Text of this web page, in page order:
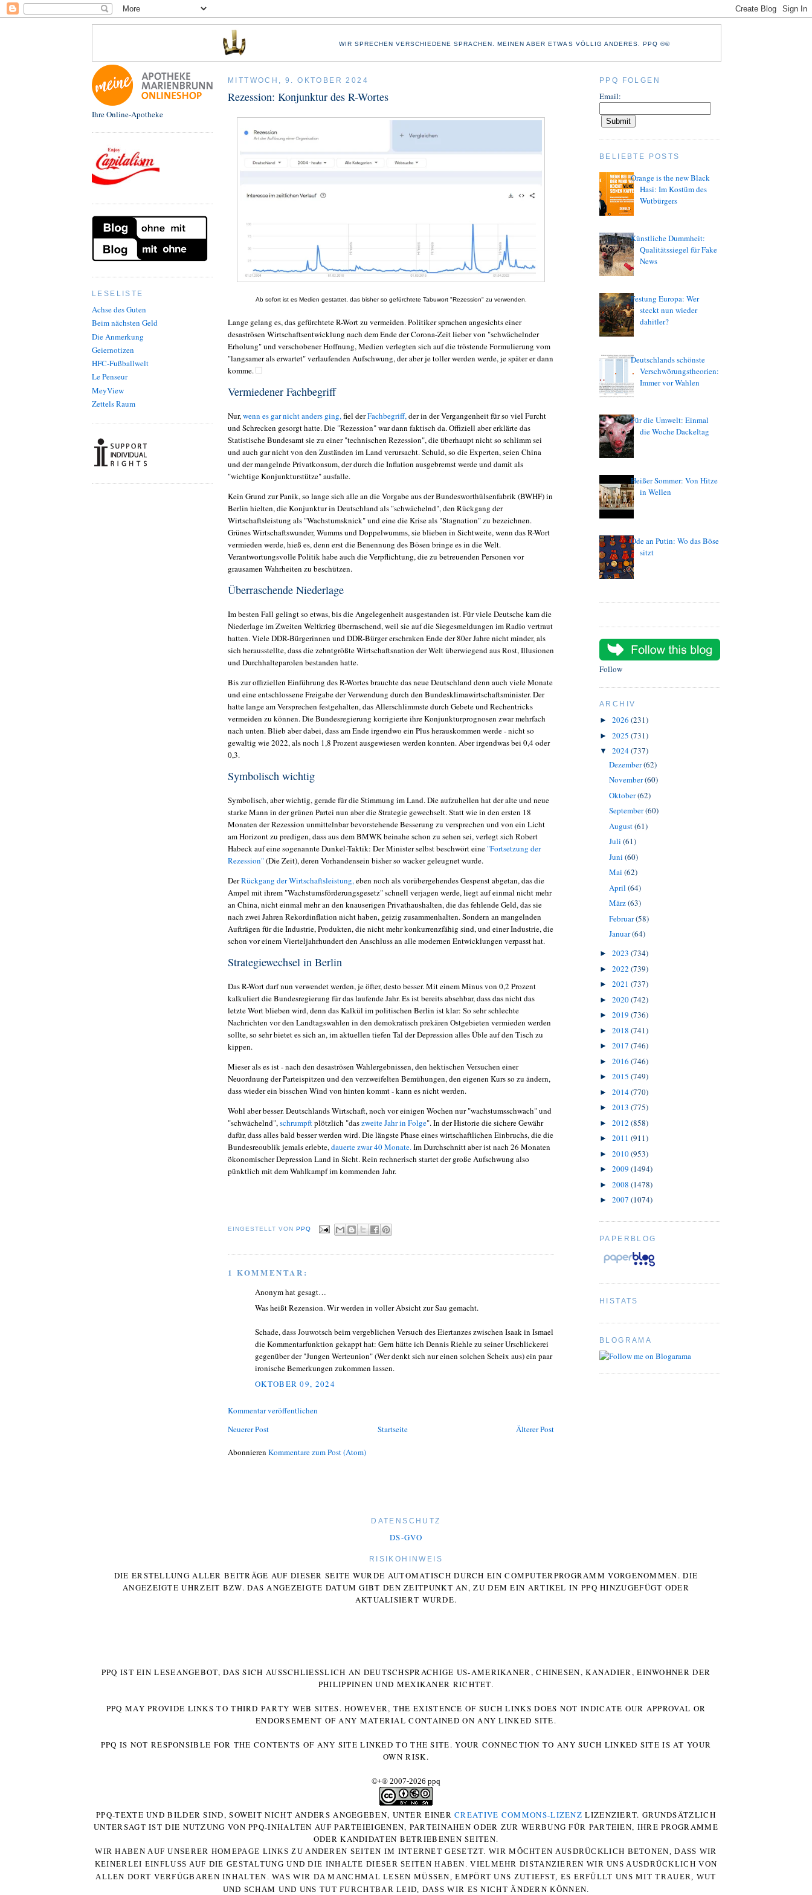
WIR SPRECHEN VERSCHIEDENE SPRACHEN. MEINEN ABER ETWAS VÖLLIG ANDERES. PPQ ®©
Ihre Online-Apotheke
LESELISTE
Achse des Guten
Beim nächsten Geld
Die Anmerkung
Geiernotizen
HFC-Fußballwelt
Le Penseur
MeyView
Zettels Raum
MITTWOCH, 9. OKTOBER 2024
Rezession: Konjunktur des R-Wortes
Ab sofort ist es Medien gestattet, das bisher so gefürchtete Tabuwort "Rezession" zu verwenden.
Lange gelang es, das gefürchtete R-Wort zu vermeiden. Politiker sprachen angesichts einer
desaströsen Wirtschaftsentwicklung nach dem Ende der Corona-Zeit lieber von "schwächelnder
Erholung" und verschobener Hoffnung, Medien verlegten sich auf die tröstende Formulierung vom
"langsamer als erwartet" verlaufenden Aufschwung, der aber je toller werden werde, je später er dann
komme.
Vermiedener Fachbegriff
Nur, wenn es gar nicht anders ging, fiel derFachbegriff, der in der Vergangenheit für so viel Furcht
und Schrecken gesorgt hatte. Die "Rezession" war dann faktisch da. Offiziell aber erklärte das
Statistische Bundesamt sie zu einer "technischen Rezession", die überhaupt nicht so schlimm sei
und auch gar nicht von den Zuständen im Land verursacht. Schuld, so die Experten, seien China
und der mangelnde Privatkonsum, der durch die Inflation ausgebremst werde und damit als
"wichtige Konjunkturstütze" ausfalle.
Kein Grund zur Panik, so lange sich alle an die Vorgabe aus der Bundesworthülsenfabrik (BWHF) in
Berlin hielten, die Konjunktur in Deutschland als "schwächelnd", den Rückgang der
Wirtschaftsleistung als "Wachstumsknick" und eine die Krise als "Stagnation" zu bezeichnen.
Grünes Wirtschaftswunder, Wumms und Doppelwumms, sie blieben in Sichtweite, wenn das R-Wort
vermieden werde, hieß es, denn erst die Benennung des Bösen bringe es in die Welt.
Verantwortungsvolle Politik habe auch die Verpflichtung, die zu betreuenden Personen vor
grausamen Wahrheiten zu beschützen.
Überraschende Niederlage
Im besten Fall gelingt so etwas, bis die Angelegenheit ausgestanden ist. Für viele Deutsche kam die
Niederlage im Zweiten Weltkrieg überraschend, weil sie auf die Siegesmeldungen im Radio vertraut
hatten. Viele DDR-Bürgerinnen und DDR-Bürger erschraken Ende der 80er Jahre nicht minder, als
sich herausstellte, dass die zehntgrößte Wirtschaftsnation der Welt überwiegend aus Rost, Illusionen
und Durchhalteparolen bestanden hatte.
Bis zur offiziellen Einführung des R-Wortes brauchte das neue Deutschland denn auch viele Monate
und eine entschlossene Freigabe der Verwendung durch den Bundesklimawirtschaftsminister. Der
hatte lange am Versprechen festgehalten, das Allerschlimmste durch Gebete und Rechentricks
vermeiden zu können. Die Bundesregierung korrigierte ihre Konjunkturprognosen zwar mehrfach
nach unten. Blieb aber dabei, dass am Ende irgendwo ein Plus herauskommen werde - nicht so
gewaltig wie 2022, als noch 1,8 Prozent ausgewiesen werden konnten. Aber irgendwas bei 0,4 oder
0,3.
Symbolisch wichtig
Symbolisch, aber wichtig, gerade für die Stimmung im Land. Die aufzuhellen hat der alte und neue
starke Mann in der grünen Partei nun aber die Strategie gewechselt. Statt wie in den ersten 18
Monaten der Rezession unmittelnbar bevorstehende Besserung zu versprechen und von ein Licht
am Horizont zu predigen, dass aus dem BMWK beinahe schon zu sehen sei, verlegt sich Robert
Habeck auf eine sogenannte Dunkel-Taktik: Der Minister selbst beschwört eine "Fortsetzung der
Rezession"(Die Zeit), deren Vorhandensein bisher so wacker geleugnet wurde.
DerRückgang der Wirtschaftsleistung, eben noch als vorübergehendes Gespenst abgetan, das die
Ampel mit ihrem "Wachstumsförderungsgesetz" schnell verjagen werde, liegt auf einmal nicht mehr
an China, nicht einmal mehr an den knauserigen Privathaushalten, die das fehlende Geld, das sie
nach zwei Jahren Rekordinflation nicht haben, geizig zusammenhalten. Sondern an mangelnden
Aufträgen für die Industrie, Produkten, die nicht mehr konkurrenzfähig sind, und einer Industrie, die
schon vor einem Vierteljahrhundert den Anschluss an alle modernen Entwicklungen verpasst hat.
Strategiewechsel in Berlin
Das R-Wort darf nun verwendet werden, je öfter, desto besser. Mit einem Minus von 0,2 Prozent
kalkuliert die Bundesregierung für das laufende Jahr. Es ist bereits absehbar, dass das nicht das
letzte Wort blieben wird, denn das Kalkül im politischen Berlin ist klar: So sehr schlechte
Nachrichten vor den Landtagswahlen in den demokratisch prekären Ostgebieten vermieden werden
sollte, so sehr bietet es sich an, im aktuellen tiefen Tal der Depression alles Üble auf den Tisch zu
kippen.
Mieser als es ist - nach den desaströsen Wahlergebnissen, den hektischen Versuchen einer
Neuordnung der Parteispitzen und den verzweifelten Bemühungen, den eigenen Kurs so zu ändern,
dass wieder ein bisschen Wind von hinten kommt - kann es nicht werden.
Wohl aber besser. Deutschlands Wirtschaft, noch vor einigen Wochen nur "wachstumsschwach" und
"schwächelnd", schrumpftplötzlich "daszweite Jahr in Folge". In der Historie die sichere Gewähr
dafür, dass alles bald besser werden wird. Die längste Phase eines wirtschaftlichen Einbruchs, die die
Bundesreoublik jemals erlebte, dauerte zwar 40 Monate. Im Durchschnitt aber ist nach 26 Monaten
ökonomischer Depression Land in Sicht. Rein rechnerisch startet der große Aufschwung also
pünktlich mit dem Wahlkampf im kommenden Jahr.
EINGESTELLT VON PPQ
1 KOMMENTAR:
Anonym hat gesagt…
Was heißt Rezension. Wir werden in voller Absicht zur Sau gemacht.
Schade, dass Jouwotsch beim vergeblichen Versuch des Eiertanzes zwischen Isaak in Ismael
die Kommentarfunktion gekappt hat: Gern hätte ich Dennis Riehle zu seiner Urschlickerei
gegenüber der "Jungen Werteunion" (Wer denkt sich nur einen solchen Scheix aus) ein paar
ironische Bemerkungen zukommen lassen.
OKTOBER 09, 2024
Kommentar veröffentlichen
Neuerer Post
Älterer Post
Startseite
Abonnieren Kommentare zum Post (Atom)
PPQ FOLGEN
Email:
BELIEBTE POSTS
Orange is the new Black
Hasi: Im Kostüm des
Wutbürgers
Künstliche Dummheit:
Qualitätssiegel für Fake
News
Festung Europa: Wer
steckt nun wieder
dahitler?
Deutschlands schönste
Verschwörungstheorien:
Immer vor Wahlen
Für die Umwelt: Einmal
die Woche Dackeltag
Heißer Sommer: Von Hitze
in Wellen
Ode an Putin: Wo das Böse
sitzt
Follow
ARCHIV
► 2026 (231)
► 2025 (731)
▼ 2024(737)
Dezember(62)
November(60)
Oktober(62)
September(60)
August(61)
Juli (61)
Juni (60)
Mai (62)
April (64)
März(63)
Februar(58)
Januar(64)
► 2023 (734)
► 2022 (739)
► 2021 (737)
► 2020(742)
► 2019 (736)
► 2018 (741)
► 2017 (746)
► 2016 (746)
► 2015 (749)
► 2014(770)
► 2013 (775)
► 2012 (858)
► 2011 (911)
► 2010(953)
► 2009 (1494)
► 2008 (1478)
► 2007 (1074)
PAPERBLOG
HISTATS
BLOGRAMA
DATENSCHUTZ
DS-GVO
RISIKOHINWEIS
DIE ERSTELLUNG ALLER BEITRÄGE AUF DIESER SEITE WURDE AUTOMATISCH DURCH EIN COMPUTERPROGRAMM VORGENOMMEN. DIE
ANGEZEIGTE UHRZEIT BZW. DAS ANGEZEIGTE DATUM GIBT DEN ZEITPUNKT AN, ZU DEM EIN ARTIKEL IN PPQ HINZUGEFÜGT ODER
AKTUALISIERT WURDE.
PPQ IST EIN LESEANGEBOT, DAS SICH AUSSCHLIESSLICH AN DEUTSCHSPRACHIGE US-AMERIKANER, CHINESEN, KANADIER, EINWOHNER DER P
HILIPPINEN UND MEXIKANER RICHTET.
PPQ MAY PROVIDE LINKS TO THIRD PARTY WEB SITES. HOWEVER, THE EXISTENCE OF SUCH LINKS DOES NOT INDICATE OUR APPROVAL OR
ENDORSEMENT OF ANY MATERIAL CONTAINED ON ANY LINKED SITE.
PPQ IS NOT RESPONSIBLE FOR THE CONTENTS OF ANY SITE LINKED TO THE SITE. YOUR CONNECTION TO ANY SUCH LINKED SITE IS AT YOUR
OWN RISK.
©+® 2007-2026 ppq
PPQ-TEXTE UND BILDER SIND, SOWEIT NICHT ANDERS ANGEGEBEN, UNTER EINERCREATIVE COMMONS-LIZENZ LIZENZIERT. GRUNDSÄTZLICH
UNTERSAGT IST DIE NUTZUNG VON PPQ-INHALTEN AUF PARTEIEIGENEN, PARTEINAHEN ODER ZUR WERBUNG FÜR PARTEIEN, IHRE PROGRAMME
ODER KANDIDATEN BETRIEBENEN SEITEN.
WIR HABEN AUF UNSERER HOMEPAGE LINKS ZU ANDEREN SEITEN IM INTERNET GESETZT. WIR MÖCHTEN AUSDRÜCKLICH BETONEN, DASS WIR
KEINERLEI EINFLUSS AUF DIE GESTALTUNG UND DIE INHALTE DIESER SEITEN HABEN. VIELMEHR DISTANZIEREN WIR UNS AUSDRÜCKLICH VON
ALLEN DORT VERFÜGBAREN INHALTEN. WAS WIR DA MANCHMAL LESEN MÜSSEN, EMPÖRT UNS ZUTIEFST, ES ERFÜLLT UNS MIT TRAUER, WUT
UND SCHAM UND UNS TUT FURCHTBAR LEID, DASS WIR ES NICHT ÄNDERN KÖNNEN.